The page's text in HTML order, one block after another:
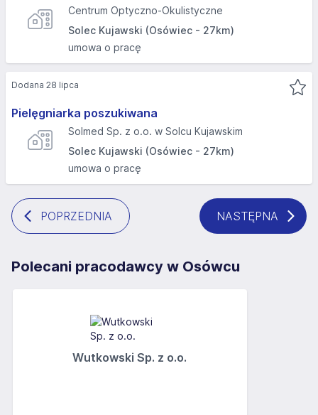
Centrum Optyczno-Okulistyczne
Solec Kujawski (Osówiec - 27km)
umowa o pracę
Pielęgniarka poszukiwana
Solmed Sp. z o.o. w Solcu Kujawskim
Solec Kujawski (Osówiec - 27km)
umowa o pracę
Dodana 28 lipca
POPRZEDNIA NASTĘPNA
Polecani pracodawcy w Osówcu
Wutkowski Sp. z o.o.